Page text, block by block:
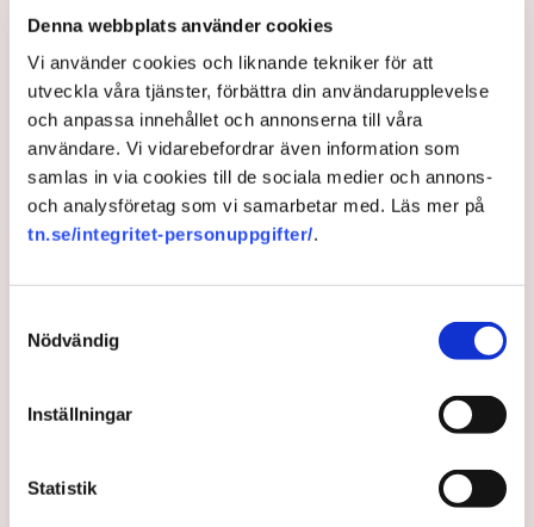
Denna webbplats använder cookies
Vi använder cookies och liknande tekniker för att
utveckla våra tjänster, förbättra din användarupplevelse
och anpassa innehållet och annonserna till våra
användare. Vi vidarebefordrar även information som
samlas in via cookies till de sociala medier och annons-
och analysföretag som vi samarbetar med. Läs mer på
tn.se/integritet-personuppgifter/.
Nödvändig
Inställningar
Statistik
typer av spannmål skapar en oro på marknaden. Det kan leda
till att länder börjar hamstra, säger Ferguson.
Joakim Hugert Lundberg/TT
Indien exporterar mest ris i världen. På bilden syns skördearbete i
byn Badhsar nära Dharamshala. Bild: Ashwini Bhatia/AP/TT